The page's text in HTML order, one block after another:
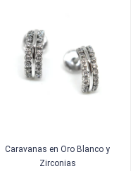
Caravanas en Oro Blanco y
Zirconias